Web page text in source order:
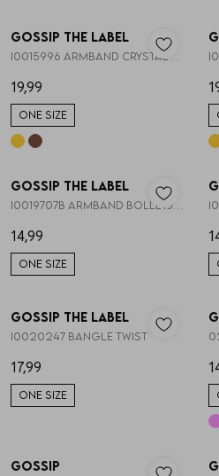
Skorts
T-shirts
Truien
Blazers & gilets
Rokken
Sets
Jumpsuits & playsuits
Vesten
Jassen
Broche
Giftboxen
Steentje/bedel
Enkelbandjes
Overige Sieraden
Parfum
Zonnebrillen
Sokken
Petten & Mutsen
Woonaccessoires
Overige Accessoires
1/1
Gossip the Label
19,99
ONE SIZE
1/1
Gossip the Label
14,99
ONE SIZE
1/1
Gossip the Label
I0020247 BANGLE TWIST
17,99
ONE SIZE
1/2
Gossip